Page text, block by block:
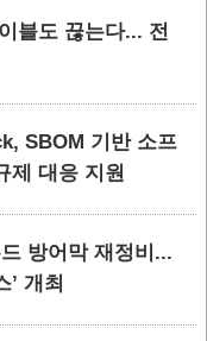
블도 끊는다... 전
SBOM 기반 소프
제 대응 지원
방어막 재정비...
개최